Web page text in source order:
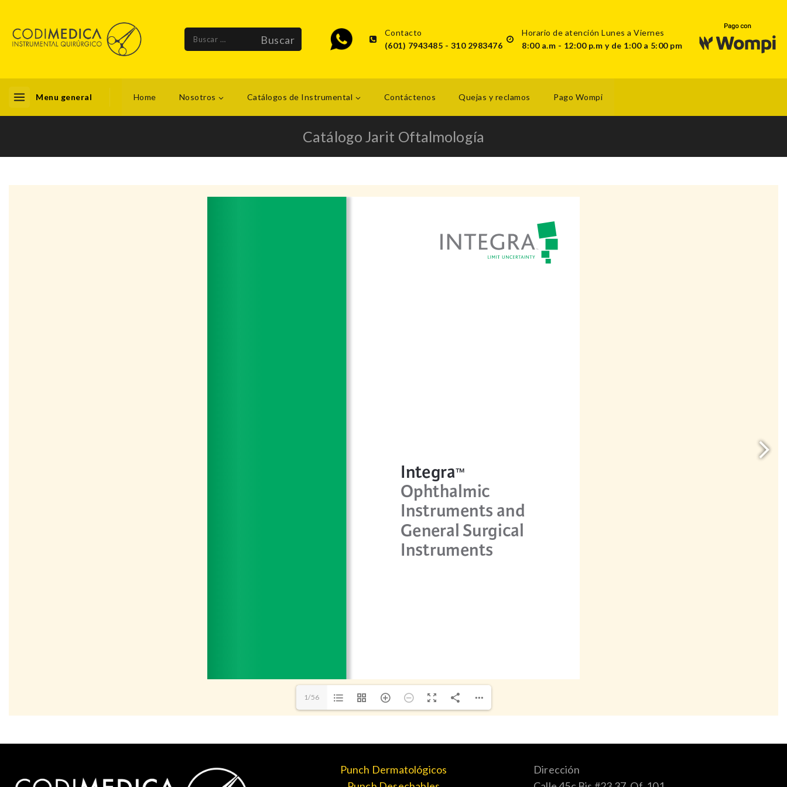
Contacto
(601) 7943485 - 310 2983476
Horario de atención Lunes a Viernes
8:00 a.m - 12:00 p.m y de 1:00 a 5:00 pm
Menu general Home Nosotros Catálogos de Instrumental Contáctenos Quejas y reclamos Pago Wompi
Catálogo Jarit Oftalmología
1/56
Punch Dermatológicos
Dirección